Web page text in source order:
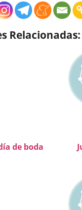
Relacionadas:
de boda